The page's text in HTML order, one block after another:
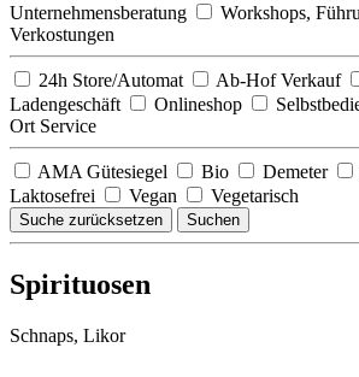
Unternehmensberatung
Workshops,
Verkostungen
24h Store/Automat Ab-Hof Verkauf
Ladengeschäft
Onlineshop
Ort Service
AMA Gütesiegel Bio Demeter
Laktosefrei
Vegan Vegetarisch
Suche zurücksetzen Suchen
Spirituosen
Schnaps, Likor